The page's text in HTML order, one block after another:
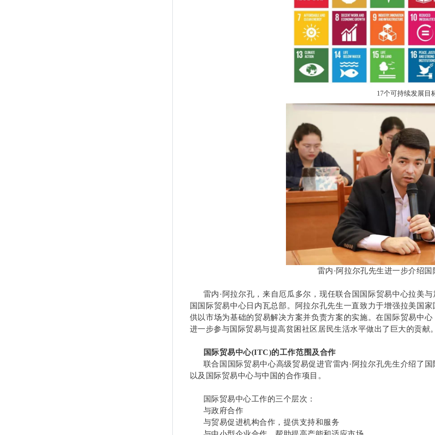
17个可持续发展目
雷内·阿拉尔孔先生进一步介绍
雷内· 阿拉尔孔 ，来自厄瓜多尔，现任联合国国际贸易中心拉美
国国际贸易中心日内瓦总部。阿拉尔孔先生一直致力于增强拉美国
供以市场为基础的贸易解决方案并负责方案的实施。在国际贸易中
进一步参与国际贸易与提高贫困社区居民生活水平做出了巨大的贡献
国际贸易中心(ITC)的工作范围及合作
联合国国际贸易中心高级贸易促进官雷内· 阿拉尔孔先生介绍了
以及国际贸易中心与中国的合作项目。
国际贸易中心工作的三个层次：
与政府合作
与贸易促进机构合作，提供支持和服务